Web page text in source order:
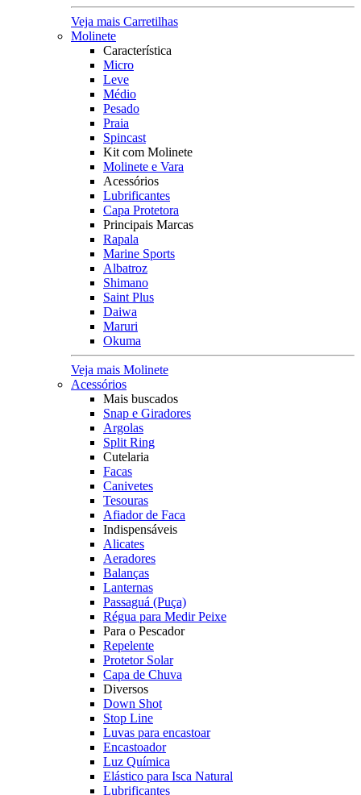
Veja mais Carretilhas
Molinete
Característica
Micro
Leve
Médio
Pesado
Praia
Spincast
Kit com Molinete
Molinete e Vara
Acessórios
Lubrificantes
Capa Protetora
Principais Marcas
Rapala
Marine Sports
Albatroz
Shimano
Saint Plus
Daiwa
Maruri
Okuma
Veja mais Molinete
Acessórios
Mais buscados
Snap e Giradores
Argolas
Split Ring
Cutelaria
Facas
Canivetes
Tesouras
Afiador de Faca
Indispensáveis
Alicates
Aeradores
Balanças
Lanternas
Passaguá (Puça)
Régua para Medir Peixe
Para o Pescador
Repelente
Protetor Solar
Capa de Chuva
Diversos
Down Shot
Stop Line
Luvas para encastoar
Encastoador
Luz Química
Elástico para Isca Natural
Lubrificantes